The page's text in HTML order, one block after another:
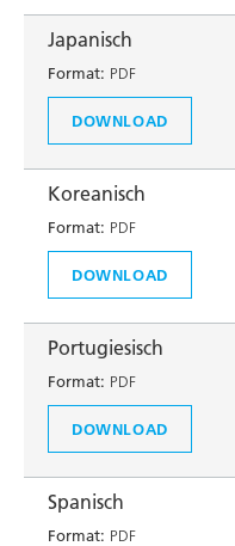
Japanisch
Format: PDF
DOWNLOAD
Koreanisch
Format: PDF
DOWNLOAD
Portugiesisch
Format: PDF
DOWNLOAD
Spanisch
Format: PDF